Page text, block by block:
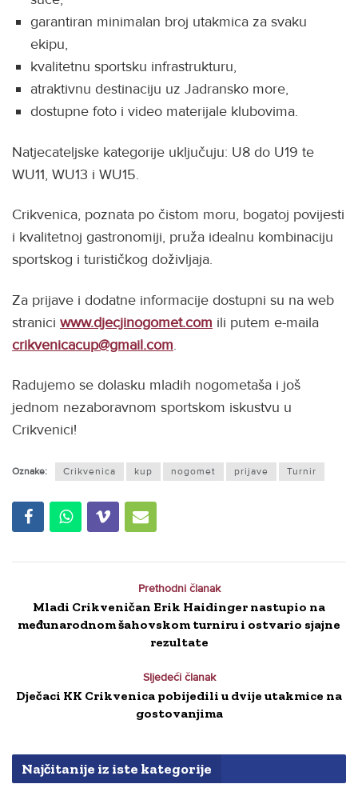
garantiran minimalan broj utakmica za svaku
ekipu,
kvalitetnu sportsku infrastrukturu,
atraktivnu destinaciju uz Jadransko more,
dostupne foto i video materijale klubovima.
Natjecateljske kategorije uključuju: U8 do U19 te
WU11, WU13 i WU15.
Crikvenica, poznata po čistom moru, bogatoj povijesti
i kvalitetnoj gastronomiji, pruža idealnu kombinaciju
sportskog i turističkog doživljaja.
Za prijave i dodatne informacije dostupni su na web
stranici www.djecjinogomet.com ili putem e-maila
crikvenicacup@gmail.com.
Radujemo se dolasku mladih nogometaša i još
jednom nezaboravnom sportskom iskustvu u
Crikvenici!
Oznake: Crikvenica kup nogomet prijave Turnir
Prethodni članak
Mladi Crikveničan Erik Haidinger nastupio na
međunarodnom šahovskom turniru i ostvario sjajne
rezultate
Sljedeći članak
Dječaci KK Crikvenica pobijedili u dvije utakmice na
gostovanjima
Najčitanije iz iste kategorije